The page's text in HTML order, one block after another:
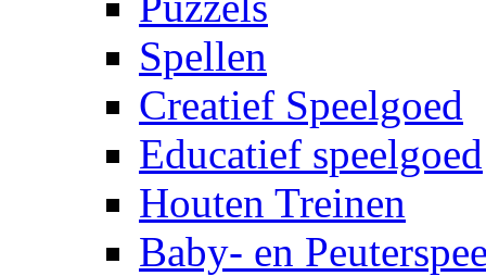
Spellen
Creatief Speelgoed
Educatief speelgoed
Houten Treinen
Baby- en